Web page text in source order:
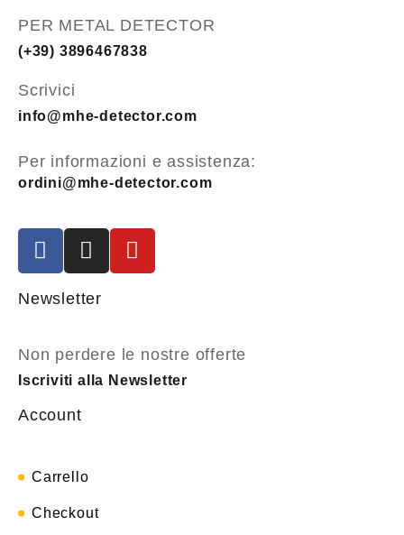
PER METAL DETECTOR
(+39) 3896467838
Scrivici
info@mhe-detector.com
Per informazioni e assistenza:
ordini@mhe-detector.com
Newsletter
Non perdere le nostre offerte
Iscriviti alla Newsletter
Account
Carrello
Checkout